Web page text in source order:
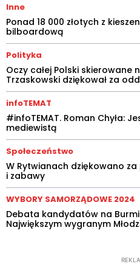
Inne
Ponad 18 000 złotych z
bilboardową
Polityka
Oczy całej Polski skierowane
Trzaskowski dziękował za
infoTEMAT
#infoTEMAT. Roman Chyła:
mediewistą
Społeczeństwo
W Rytwianach dziękowano
i zabawy
WYBORY SAMORZĄDOWE 2024
Debata kandydatów na
Największym wygranym